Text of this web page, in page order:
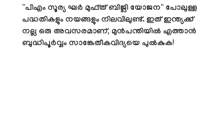
''പിഎം സൂര്യ ഘര്‍ മുഫ്ത് ബിജ്ലി യോജന'' പോലുള്ള
പദ്ധതികളും നയങ്ങളും നിലവിലുണ്ട്. ഇത് ഇന്ത്യക്ക്
നല്ല ഒരു അവസരമാണ്, മുന്‍പന്തിയില്‍ എത്താന്‍
ബുദ്ധിപൂര്‍വ്വം സാങ്കേതീകവിദ്യയെ പുല്‍കുക!